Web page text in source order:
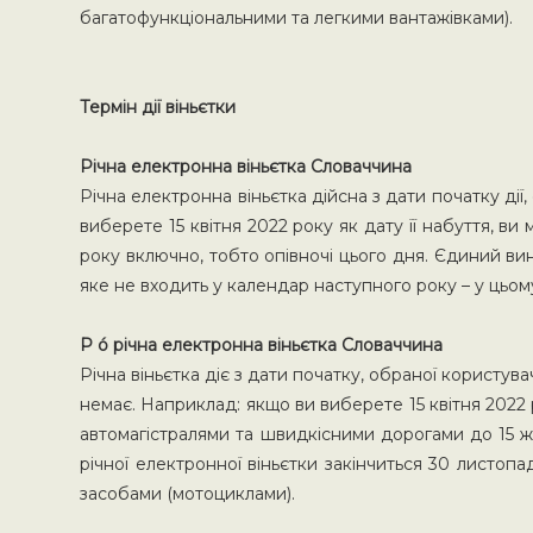
багатофункціональними та легкими вантажівками).
Термін дії віньєтки
Річна електронна віньєтка Словаччина
Річна електронна віньєтка дійсна з дати початку
виберете 15 квітня 2022 року як дату її набуття,
року включно, тобто опівночі цього дня. Єдиний
яке не входить у календар наступного року – у
P ó річна електронна віньєтка Словаччина
Річна віньєтка діє з дати початку, обраної
немає. Наприклад: якщо ви виберете 15 квітня 2022
автомагістралями та швидкісними дорогами до 15
річної електронної віньєтки закінчиться 30
засобами (мотоциклами).